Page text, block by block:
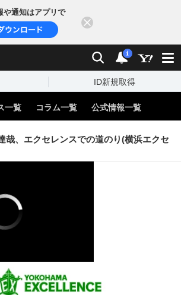
や通知はアプリで
検索 通知
i
ID新規取得
一覧 コラム一覧 公式情報一覧
哉、エクセレンスでの道のり(横浜エクセ